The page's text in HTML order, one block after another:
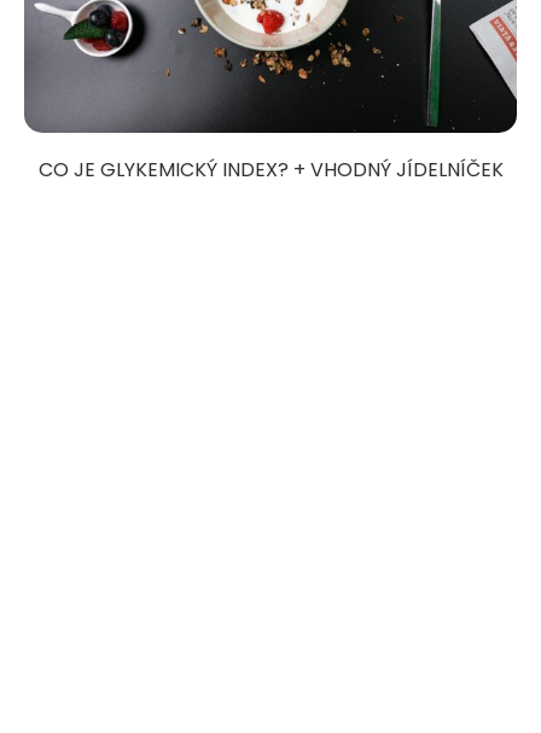
CO JE GLYKEMICKÝ INDEX? + VHODNÝ JÍDELNÍČEK